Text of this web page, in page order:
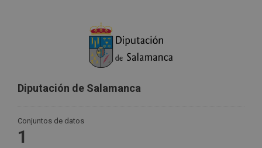
Diputación de Salamanca
Conjuntos de datos
1